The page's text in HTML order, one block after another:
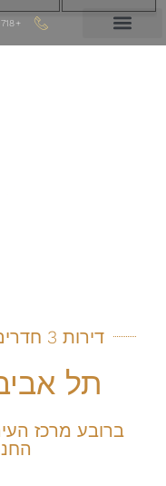
+972747009718
דירות 3 חדרים יוקרתיות חדשות בכרם
תל
ברובע מרכז